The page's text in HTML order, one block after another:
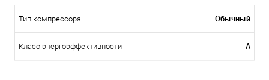
Тип компрессора Обычный
Класс энергоэффективности A